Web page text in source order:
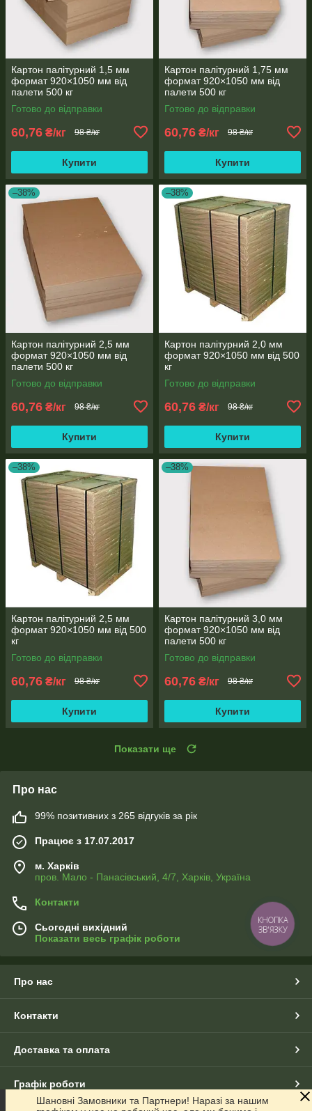
Картон палітурний 1,5 мм
формат 920×1050 мм від
палети 500 кг
Готово до відправки
60,76 ₴/кг 98 ₴/кг
Купити
Картон палітурний 1,75 мм
формат 920×1050 мм від
палети 500 кг
Готово до відправки
60,76 ₴/кг 98 ₴/кг
Купити
–38%
Картон палітурний 2,5 мм
формат 920×1050 мм від
палети 500 кг
Готово до відправки
60,76 ₴/кг 98 ₴/кг
Купити
–38%
Картон палітурний 2,0 мм
формат 920×1050 мм від 500
кг
Готово до відправки
60,76 ₴/кг 98 ₴/кг
Купити
–38%
Картон палітурний 2,5 мм
формат 920×1050 мм від 500
кг
Готово до відправки
60,76 ₴/кг 98 ₴/кг
Купити
–38%
Картон палітурний 3,0 мм
формат 920×1050 мм від
палети 500 кг
Готово до відправки
60,76 ₴/кг 98 ₴/кг
Купити
Показати ще
Про нас
99% позитивних з 265 відгуків за рік
Працює з 17.07.2017
м. Харків
пров. Мало - Панасівський, 4/7, Харків, Україна
Контакти
Сьогодні вихідний
Показати весь графік роботи
Про нас
Контакти
Доставка та оплата
Графік роботи
Шановні Замовники та Партнери! Наразі за нашим
КНОПКА
ЗВ'ЯЗКУ